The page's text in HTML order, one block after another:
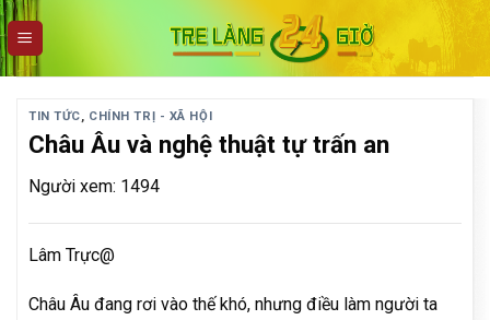
Skip
to
content
TIN TỨC, CHÍNH TRỊ - XÃ HỘI
Châu Âu và nghệ thuật tự trấn an
Người xem: 1494
Lâm Trực@
Châu Âu đang rơi vào thế khó, nhưng điều làm người ta